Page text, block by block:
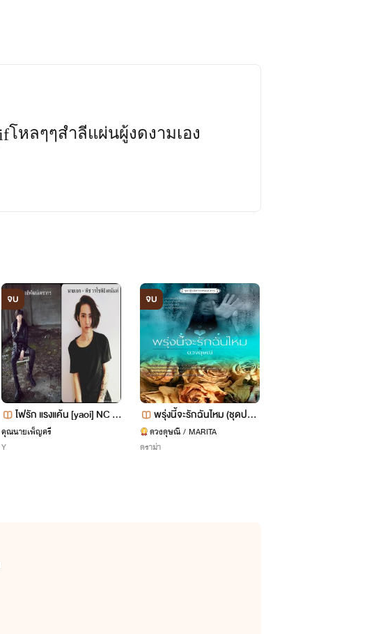
โหลๆๆสำลีแผ่นผู้งดงามเอง
จบ
ไฟรัก แรงแค้น [yaoi] NC 1
8+
คุณนายเพ็ญศรี
Y
จบ
พรุ่งนี้จะรักฉันไหม (ชุดปฏิบั
ติการรักของนักรบ #3)
ดวงดุษณี / MARITA
ดราม่า